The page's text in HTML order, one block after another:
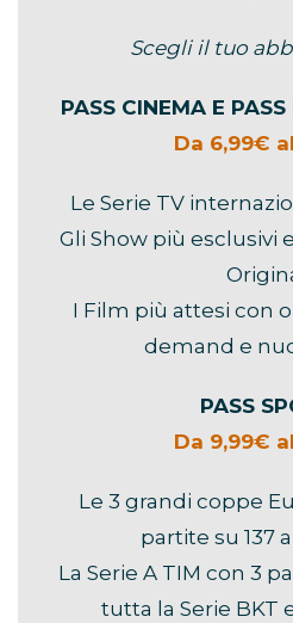
Scegli il tuo
PASS CINEMA E
Da 6,99€
Le Serie TV
Gli Show più esclusivi
I Film più attesi con
demand e
PASS
Da 9,99€
Le 3 grandi coppe
partite su 137
La Serie A TIM con 3
tutta la Serie BKT